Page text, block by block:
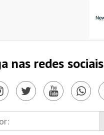
nas redes sociais